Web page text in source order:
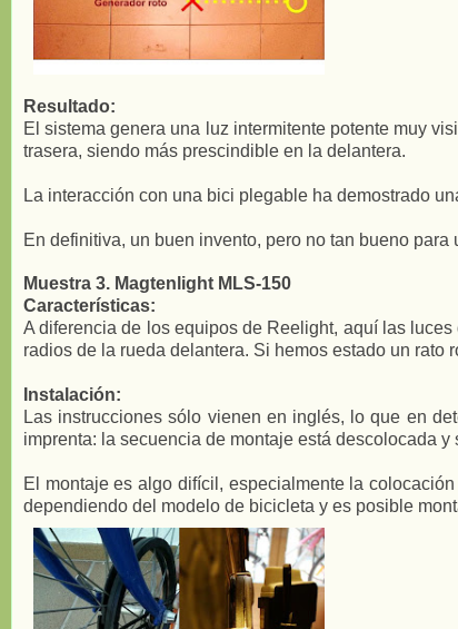
Resultado:
El sistema genera una luz intermitente potente muy
trasera, siendo más prescindible en la delantera.
La interacción con una bici plegable ha demostrado
En definitiva, un buen invento, pero no tan bueno para
Muestra 3. Magtenlight MLS-150
Características:
A diferencia de los equipos de Reelight, aquí las
radios de la rueda delantera. Si hemos estado un
Instalación:
Las instrucciones sólo vienen en inglés, lo que en
imprenta: la secuencia de montaje está descolocada
El montaje es algo difícil, especialmente la
dependiendo del modelo de bicicleta y es posible